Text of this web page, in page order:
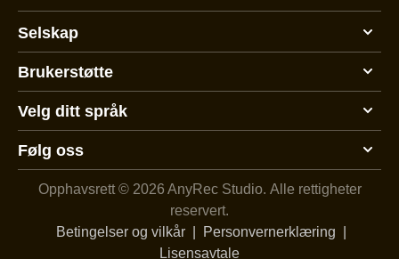
Selskap
Brukerstøtte
Velg ditt språk
Følg oss
Opphavsrett © 2026 AnyRec Studio. Alle rettigheter
reservert.
Betingelser og vilkår
Personvernerklæring
Lisensavtale